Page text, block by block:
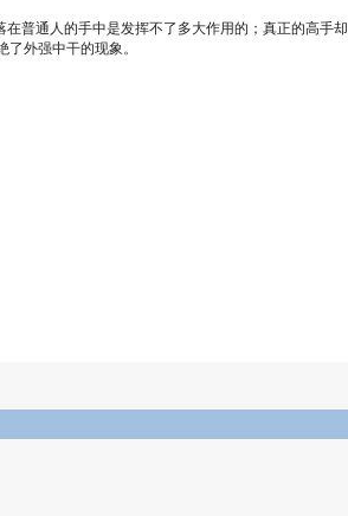
普通人的手中是发挥不了多大作用的；真正的高手
外强中干的现象。